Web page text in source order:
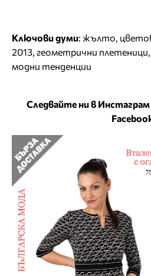
Ключови думи: жълто,
2013, геометрични плетеници,
модни тенденции
Следвайте ни в Инстаграм